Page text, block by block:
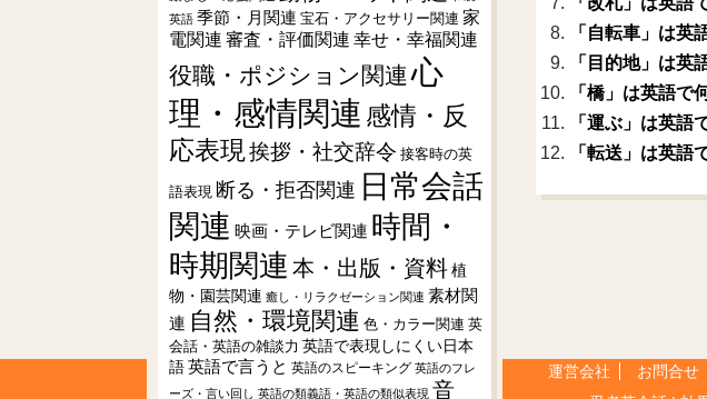
「自転車」は英
「目的地」は英
「橋」は英語で
「運ぶ」は英語
「転送」は英語
英語 季節・月関連 宝石・アクセサリー関連 家
電関連 審査・評価関連 幸せ・幸福関連
役職・ポジション関連 心
理・感情関連 感情・反
応表現挨拶・社交辞令 接客時の英
語表現 断る・拒否関連 日常会話
関連 映画・テレビ関連 時間・
時期関連 本・出版・資料植
物・園芸関連 癒し・リラクゼーション関連 素材関
連 自然・環境関連 色・カラー関連 英
会話・英語の雑談力 英語で表現しにくい日本
語 英語で言うと 英語のスピーキング 英語のフレ
ーズ・言い回し 英語の類義語・英語の類似表現 音
運営会社 お問合せ